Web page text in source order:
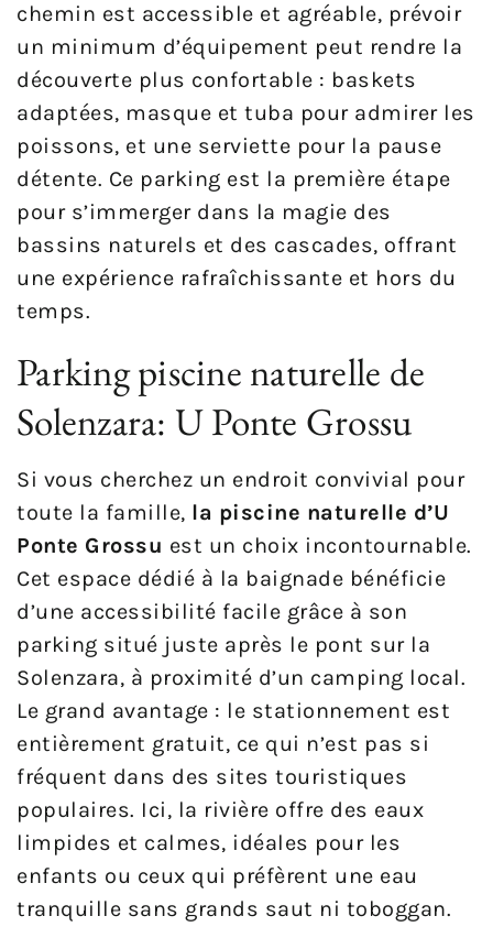
chemin est accessible et agréable, prévoir
un minimum d’équipement peut rendre la
découverte plus confortable : baskets
adaptées, masque et tuba pour admirer les
poissons, et une serviette pour la pause
détente. Ce parking est la première étape
pour s’immerger dans la magie des
bassins naturels et des cascades, offrant
une expérience rafraîchissante et hors du
temps.
Parking piscine naturelle de
Solenzara: U Ponte Grossu
Si vous cherchez un endroit convivial pour
toute la famille, la piscine naturelle d’U
Ponte Grossu est un choix incontournable.
Cet espace dédié à la baignade bénéficie
d’une accessibilité facile grâce à son
parking situé juste après le pont sur la
Solenzara, à proximité d’un camping local.
Le grand avantage : le stationnement est
entièrement gratuit, ce qui n’est pas si
fréquent dans des sites touristiques
populaires. Ici, la rivière offre des eaux
limpides et calmes, idéales pour les
enfants ou ceux qui préfèrent une eau
tranquille sans grands saut ni toboggan.